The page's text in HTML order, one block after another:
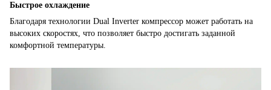
Быстрое охлаждение
Благодаря технологии Dual Inverter компрессор может работать на
высоких скоростях, что позволяет быстро достигать заданной
комфортной температуры.